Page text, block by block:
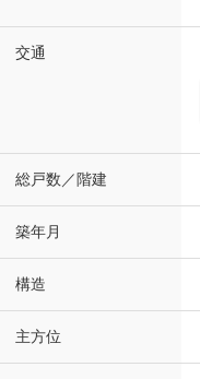
交通
総戸数／階建
築年月
構造
主方位